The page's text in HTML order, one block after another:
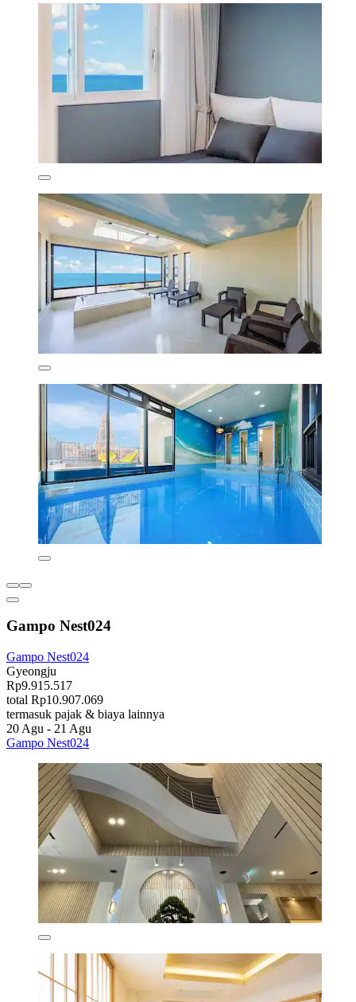
Gampo Nest024
Gampo Nest024
Gyeongju
Rp9.915.517
total Rp10.907.069
termasuk pajak & biaya lainnya
20 Agu - 21 Agu
Gampo Nest024